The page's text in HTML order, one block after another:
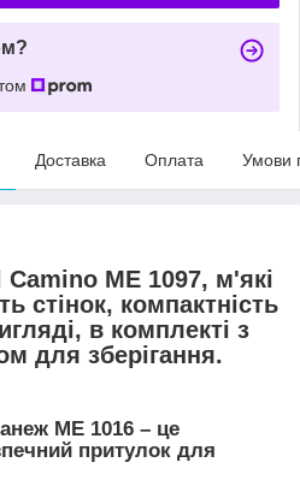
Доставка Оплата Умови
ME 1097, м'які
стінок, компактність
в комплекті з
для зберігання.
ME 1016 – це
притулок для